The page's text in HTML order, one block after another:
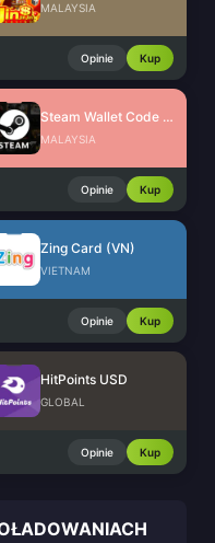
MALAYSIA
Opinie Kup
Steam Wallet Code (MYR)
MALAYSIA
Opinie Kup
Zing Card (VN)
VIETNAM
Opinie Kup
HitPoints USD
GLOBAL
Opinie Kup